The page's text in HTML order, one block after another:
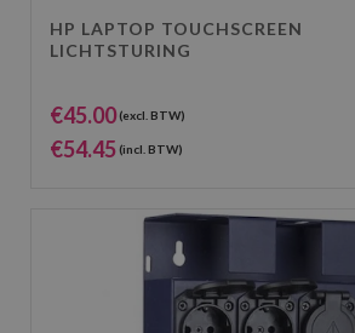
HP LAPTOP TOUCHSCREEN
LICHTSTURING
€45.00(excl. BTW)
€54.45 (incl. BTW)